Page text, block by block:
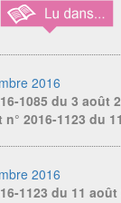
2016
1085 du 3 août
n° 2016-1123 du
2016
1123 du 11 août